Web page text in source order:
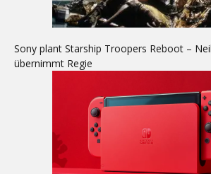
Sony plant Starship Troopers Reboot –
übernimmt Regie